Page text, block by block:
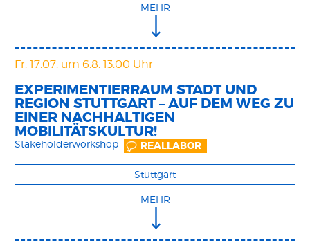
MEHR
Fr. 17.07. um 6.8. 13:00 Uhr
EXPERIMENTIERRAUM STADT UND
REGION STUTTGART – AUF DEM WEG ZU
EINER NACHHALTIGEN
MOBILITÄTSKULTUR!
Stakeholderworkshop REALLABOR
Stuttgart
MEHR